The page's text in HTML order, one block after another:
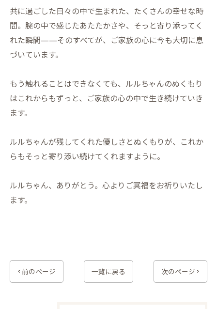
共に過ごした日々の中で生まれた、たくさんの幸せな時
間。腕の中で感じたあたたかさや、そっと寄り添ってく
れた瞬間——そのすべてが、ご家族の心に今も大切に息
づいています。
もう触れることはできなくても、ルルちゃんのぬくもり
はこれからもずっと、ご家族の心の中で生き続けていき
ます。
ルルちゃんが残してくれた優しさとぬくもりが、これか
らもそっと寄り添い続けてくれますように。
ルルちゃん、ありがとう。心よりご冥福をお祈りいたし
ます。
< 前のページ 一覧に戻る 次のページ >